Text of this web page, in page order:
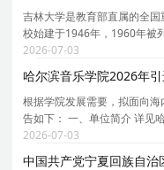
吉林大学是教育部直属的全
校始建于1946年，1960年被
究生院的22所大学之一，
被列入985工程国家重点建设
2026-07-03
哈尔滨音乐学院2026年
根据学院发展需要，拟面向
告如下： 一、单位简介 详见
https://www.hrbcm.edu.cn。
高层次人才引进计划表》（
2026-07-03